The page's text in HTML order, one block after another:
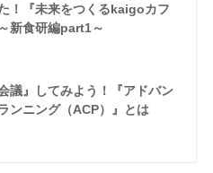
！『未来をつくるkaigoカフ
新食研編part1～
議』してみよう！『アドバン
ンニング（ACP）』とは